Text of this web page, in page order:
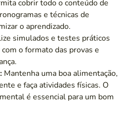
cobrir todo o conteúdo de
e técnicas de
o aprendizado.
simulados e testes práticos
o formato das provas e
Mantenha uma boa alimentação,
e faça atividades físicas. O
é essencial para um bom